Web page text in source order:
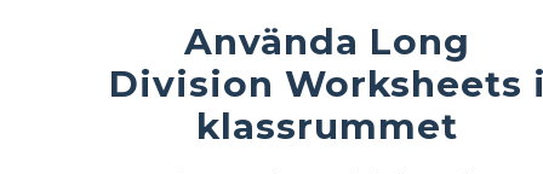
Använda Long
Division Worksheets
klassrummet